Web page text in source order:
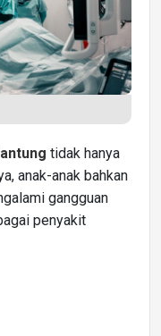
tidak hanya
anak-anak bahkan
gangguan
penyakit